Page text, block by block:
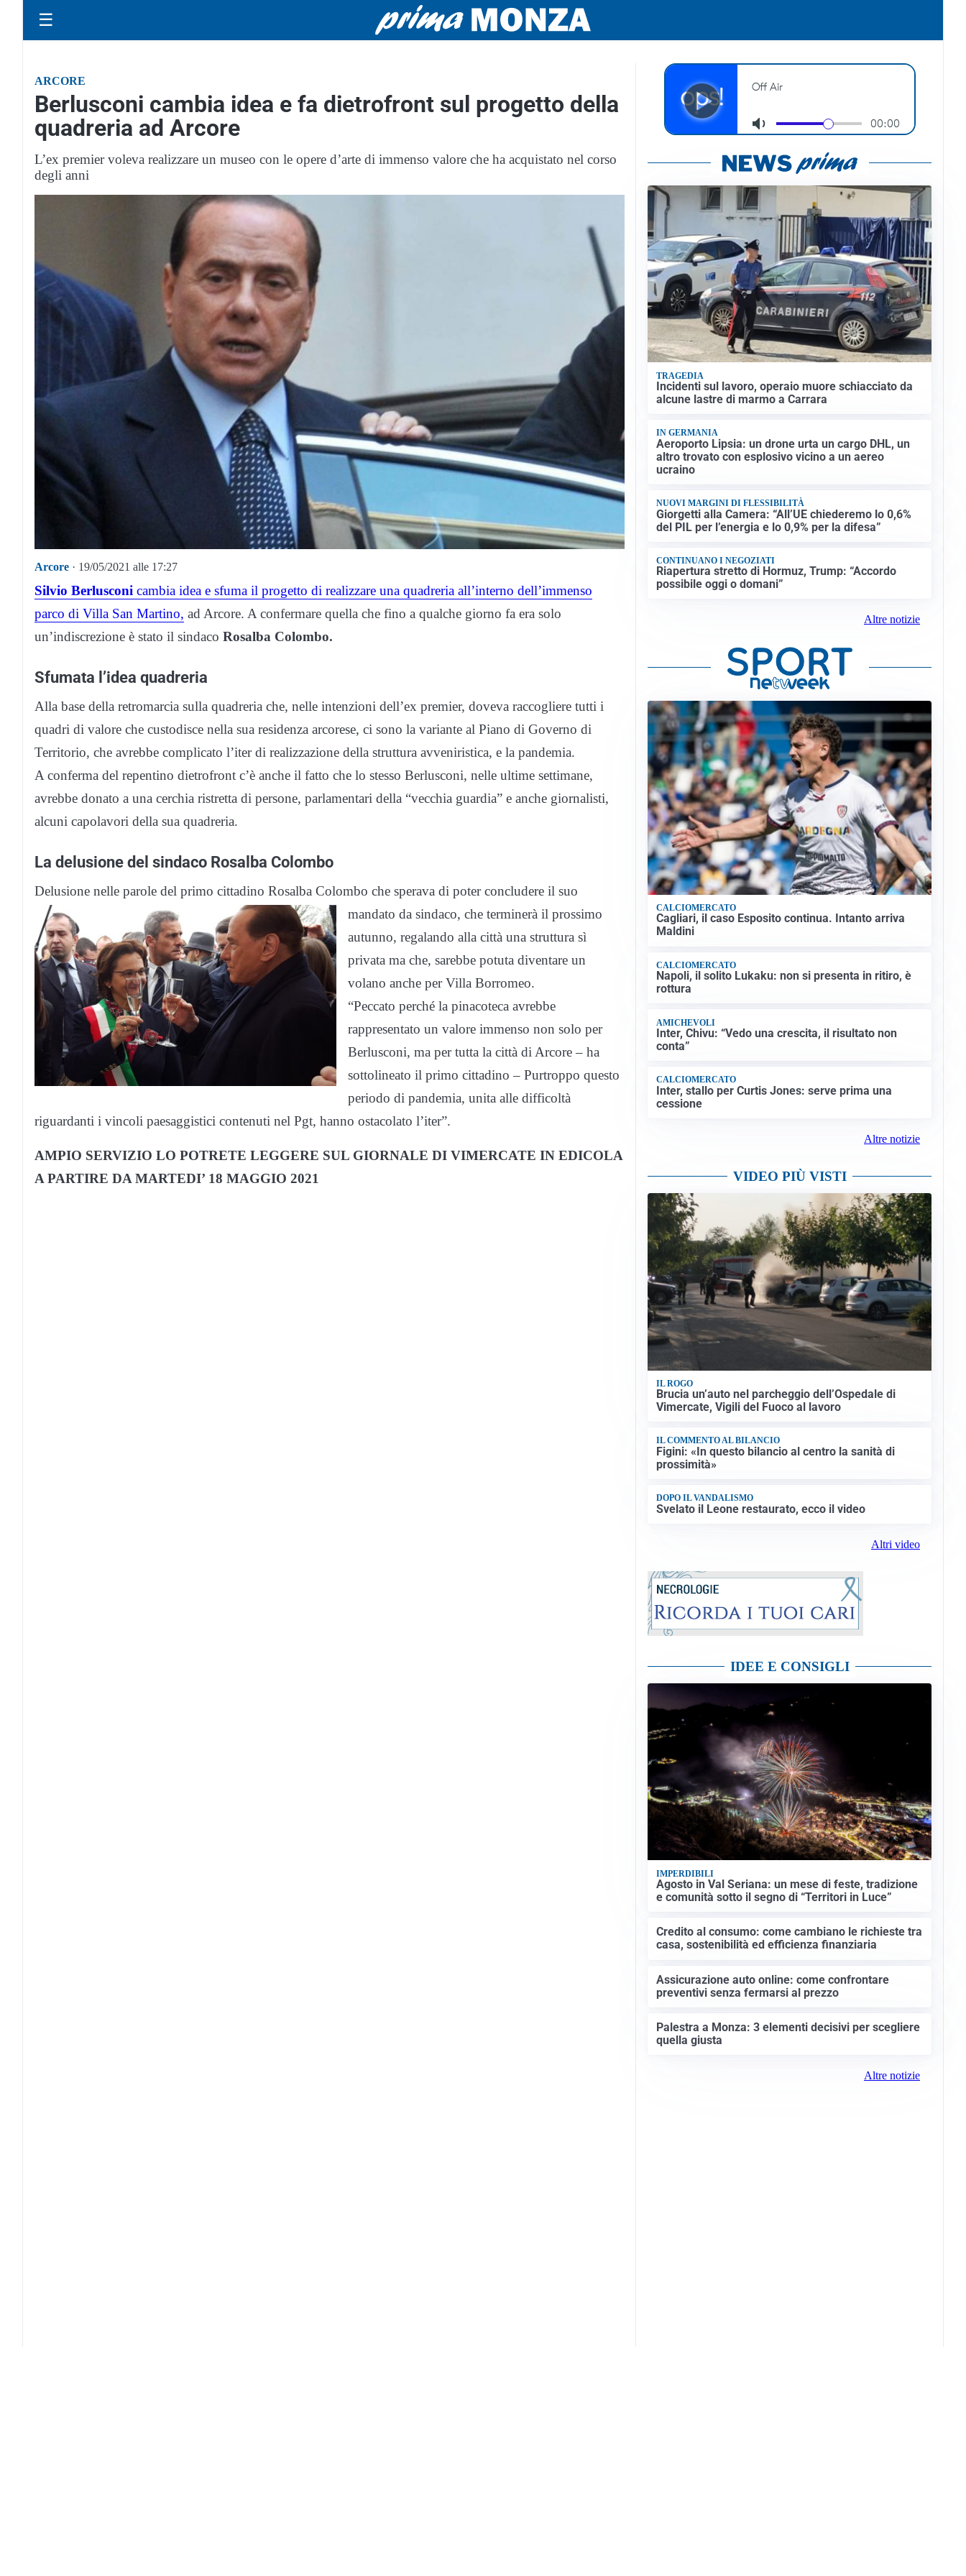
☰
ARCORE
Berlusconi cambia idea e fa dietrofront sul progetto della
quadreria ad Arcore
L’ex premier voleva realizzare un museo con le opere d’arte di immenso valore che ha acquistato nel corso
degli anni
Arcore · 19/05/2021 alle 17:27
Silvio Berlusconi cambia idea e sfuma il progetto di realizzare una quadreria all’interno dell’immenso
parco di Villa San Martino, ad Arcore. A confermare quella che fino a qualche giorno fa era solo
un’indiscrezione è stato il sindaco Rosalba Colombo.
Sfumata l’idea quadreria
Alla base della retromarcia sulla quadreria che, nelle intenzioni dell’ex premier, doveva raccogliere tutti i
quadri di valore che custodisce nella sua residenza arcorese, ci sono la variante al Piano di Governo di
Territorio, che avrebbe complicato l’iter di realizzazione della struttura avveniristica, e la pandemia.
A conferma del repentino dietrofront c’è anche il fatto che lo stesso Berlusconi, nelle ultime settimane,
avrebbe donato a una cerchia ristretta di persone, parlamentari della “vecchia guardia” e anche giornalisti,
alcuni capolavori della sua quadreria.
La delusione del sindaco Rosalba Colombo
Delusione nelle parole del primo cittadino Rosalba Colombo che sperava di poter concludere il suo
mandato da sindaco, che terminerà il prossimo
autunno, regalando alla città una struttura sì
privata ma che, sarebbe potuta diventare un
volano anche per Villa Borromeo.
“Peccato perché la pinacoteca avrebbe
rappresentato un valore immenso non solo per
Berlusconi, ma per tutta la città di Arcore – ha
sottolineato il primo cittadino – Purtroppo questo
periodo di pandemia, unita alle difficoltà
riguardanti i vincoli paesaggistici contenuti nel Pgt, hanno ostacolato l’iter”.
AMPIO SERVIZIO LO POTRETE LEGGERE SUL GIORNALE DI VIMERCATE IN EDICOLA
A PARTIRE DA MARTEDI’ 18 MAGGIO 2021
TRAGEDIA
Incidenti sul lavoro, operaio muore schiacciato da
alcune lastre di marmo a Carrara
IN GERMANIA
Aeroporto Lipsia: un drone urta un cargo DHL, un
altro trovato con esplosivo vicino a un aereo
ucraino
NUOVI MARGINI DI FLESSIBILITÀ
Giorgetti alla Camera: “All’UE chiederemo lo 0,6%
del PIL per l’energia e lo 0,9% per la difesa”
CONTINUANO I NEGOZIATI
Riapertura stretto di Hormuz, Trump: “Accordo
possibile oggi o domani”
Altre notizie
CALCIOMERCATO
Cagliari, il caso Esposito continua. Intanto arriva
Maldini
CALCIOMERCATO
Napoli, il solito Lukaku: non si presenta in ritiro, è
rottura
AMICHEVOLI
Inter, Chivu: “Vedo una crescita, il risultato non
conta”
CALCIOMERCATO
Inter, stallo per Curtis Jones: serve prima una
cessione
Altre notizie
VIDEO PIÙ VISTI
IL ROGO
Brucia un’auto nel parcheggio dell’Ospedale di
Vimercate, Vigili del Fuoco al lavoro
IL COMMENTO AL BILANCIO
Figini: «In questo bilancio al centro la sanità di
prossimità»
DOPO IL VANDALISMO
Svelato il Leone restaurato, ecco il video
Altri video
IDEE E CONSIGLI
IMPERDIBILI
Agosto in Val Seriana: un mese di feste, tradizione
e comunità sotto il segno di “Territori in Luce”
Credito al consumo: come cambiano le richieste tra
casa, sostenibilità ed efficienza finanziaria
Assicurazione auto online: come confrontare
preventivi senza fermarsi al prezzo
Palestra a Monza: 3 elementi decisivi per scegliere
quella giusta
Altre notizie